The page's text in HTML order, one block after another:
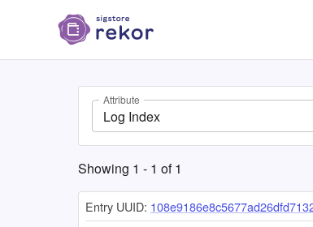
Attribute
Log Index
Showing 1 - 1 of1
Entry UUID: